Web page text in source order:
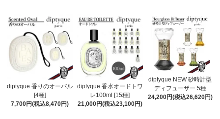
diptyque 香りのオーバル
[4種]
7,700円(税込8,470円)
diptyque 香水オードトワ
レ100ml [15種]
21,000円(税込23,100円)
diptyque NEW 砂時計型
ディフューザー 5種
24,200円(税込26,620円)